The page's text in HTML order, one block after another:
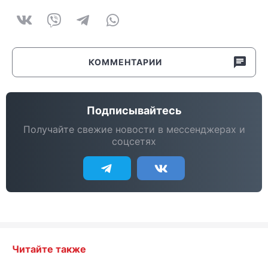
КОММЕНТАРИИ
Подписывайтесь
Получайте свежие новости в мессенджерах и
соцсетях
Читайте также